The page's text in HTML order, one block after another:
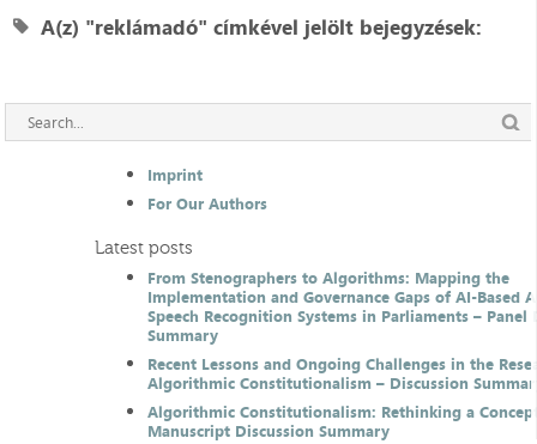
A(z) "reklámadó" címkével jelölt bejegyzések:
Imprint
For Our Authors
Latest posts
From Stenographers to Algorithms: Mapping the
Implementation and Governance Gaps of AI-Based
Speech Recognition Systems in Parliaments – Panel
Summary
Recent Lessons and Ongoing Challenges in the
Algorithmic Constitutionalism – Discussion
Algorithmic Constitutionalism: Rethinking a
Manuscript Discussion Summary